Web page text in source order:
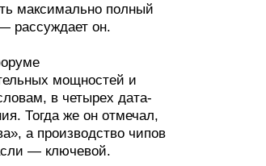
максимально полный
рассуждает он.
мощностей и
в четырех дата-
Тогда же он отмечал,
а производство чипов
— ключевой.